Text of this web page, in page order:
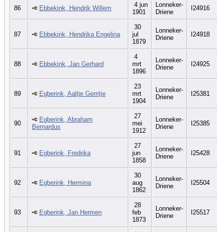
86 Ebbekink, Hendrik Willem
4 jun
1901
Lonneker-
Driene
I24916
87 Ebbekink, Hendrika Engelina
30
jul
1879
Lonneker-
Driene
I24918
88 Ebbekink, Jan Gerhard
4
mrt
1896
Lonneker-
Driene
I24925
89 Egberink, Aaltje Gerritje
23
mrt
1904
Lonneker-
Driene
I25381
90
Egberink, Abraham
Bernardus
27
mei
1912
Lonneker-
Driene
I25385
91 Egberink, Fredrika
27
jun
1858
Lonneker-
Driene
I25428
92 Egberink, Hermina
30
aug
1862
Lonneker-
Driene
I25504
93 Egberink, Jan Hermen
28
feb
1873
Lonneker-
Driene
I25517